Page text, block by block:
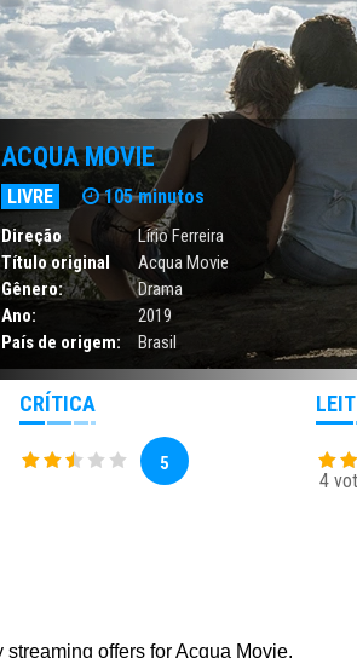
ACQUA MOVIE
LIVRE 105 minutos
Direção
Lírio Ferreira
Título original
Acqua Movie
Gênero:
Drama
Ano:
2019
País de origem:
Brasil
CRÍTICA
5
4